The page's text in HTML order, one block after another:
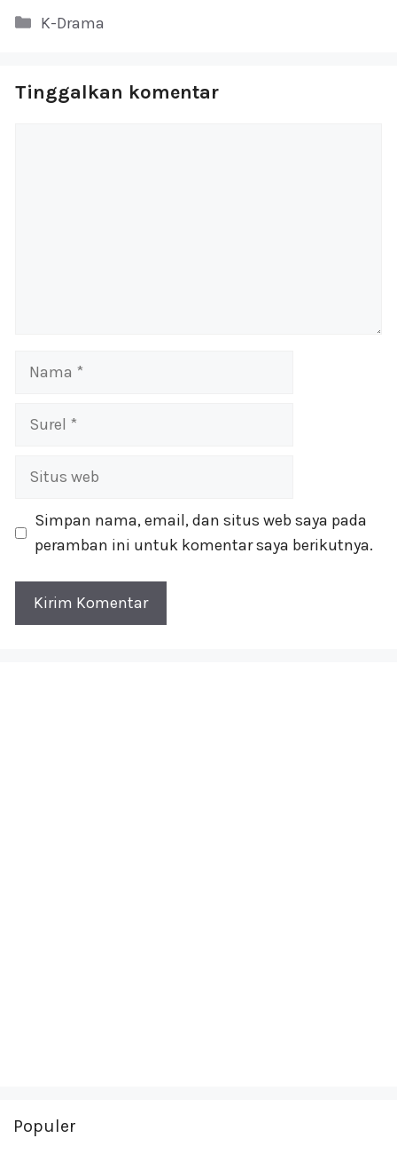
Kategori
K-Drama
Tinggalkan komentar
Nama
Surel
Situs
Simpan nama, email, dan situs web saya pada
peramban ini untuk komentar saya berikutnya.
Populer